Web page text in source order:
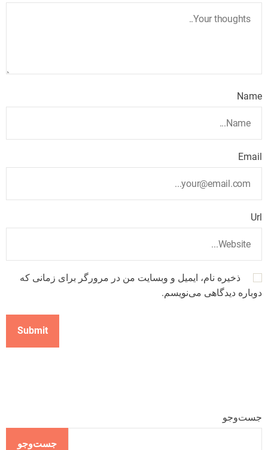
Name
Email
Url
ذخیره نام، ایمیل و وبسایت من در مرورگر برای زمانی که
دوباره دیدگاهی می‌نویسم.
جست‌وجو
جست‌وجو